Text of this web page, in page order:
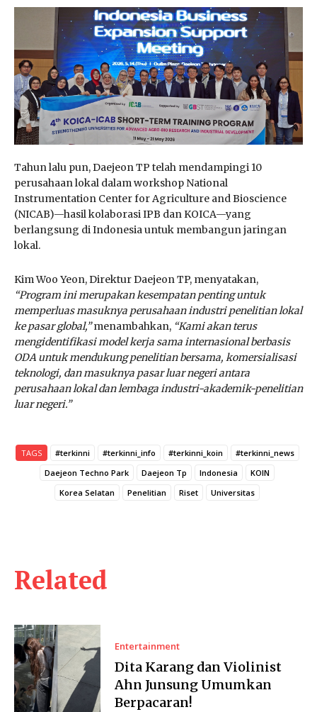
Tahun lalu pun, Daejeon TP telah mendampingi 10
perusahaan lokal dalam workshop National
Instrumentation Center for Agriculture and Bioscience
(NICAB)—hasil kolaborasi IPB dan KOICA—yang
berlangsung di Indonesia untuk membangun jaringan
lokal.
Kim Woo Yeon, Direktur Daejeon TP, menyatakan,
“Program ini merupakan kesempatan penting untuk
memperluas masuknya perusahaan industri penelitian lokal
ke pasar global,”menambahkan, “Kami akan terus
mengidentifikasi model kerja sama internasional berbasis
ODA untuk mendukung penelitian bersama, komersialisasi
teknologi, dan masuknya pasar luar negeri antara
perusahaan lokal dan lembaga industri-akademik-penelitian
luar negeri.”
TAGS #terkinni #terkinni_info #terkinni_koin
#terkinni_news
Daejeon Techno Park
Daejeon Tp Indonesia
KOIN
Korea Selatan
Penelitian Riset Universitas
Related
Entertainment
Dita Karang dan Violinist
Ahn Junsung Umumkan
Berpacaran!